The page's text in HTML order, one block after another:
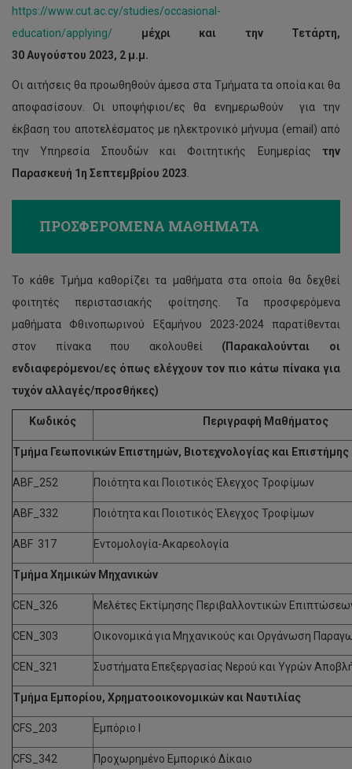
https://www.cut.ac.cy/studies/occasional-
education/applying/
μέχρι και την Τετάρτη,
30 Αυγούστου 2023, 2 μ.μ.
Οι αιτήσεις θα προωθηθούν άμεσα στα Τμήματα τα οποία και θα
αποφασίσουν. Οι υποψήφιοι/ες θα ενημερωθούν για την
έκβαση του αποτελέσματος με ηλεκτρονικό μήνυμα (email) από
την Υπηρεσία Σπουδών και Φοιτητικής Ευημερίας την
Παρασκευή 1η Σεπτεμβρίου 2023.
ΠΡΟΣΦΕΡΟΜΕΝΑ ΜΑΘΗΜΑΤΑ
Το κάθε Τμήμα καθορίζει τα μαθήματα στα οποία θα δεχθεί
φοιτητές περιστασιακής φοίτησης. Τα προσφερόμενα
μαθήματα Φθινοπωρινού Εξαμήνου 2023-2024 παρατίθενται
στον πίνακα που ακολουθεί (Παρακαλούνται οι
ενδιαφερόμενοι/ες όπως ελέγχουν τον πιο κάτω πίνακα για
τυχόν αλλαγές/προσθήκες)
Κωδικός Περιγραφή Μαθήματος
Τμήμα Γεωπονικών Επιστημών, Βιοτεχνολογίας και
ABF_252 Ποιότητα και Ποιοτικός Έλεγχος Τροφίμων
ABF_332 Ποιότητα και Ποιοτικός Έλεγχος Τροφίμων
ABF 317 Εντομολογία-Ακαρεολογία
Τμήμα Χημικών Μηχανικών
CEN_326 Μελέτες Εκτίμησης Περιβαλλοντικών
CEN_303 Οικονομικά για Μηχανικούς και Οργάνωση
CEN_321 Συστήματα Επεξεργασίας Νερού και Υγρών
Τμήμα Εμπορίου, Χρηματοοικονομικών και Ναυτιλίας
CFS_203 Εμπόριο Ι
CFS_342 Προχωρημένο Εμπορικό Δίκαιο